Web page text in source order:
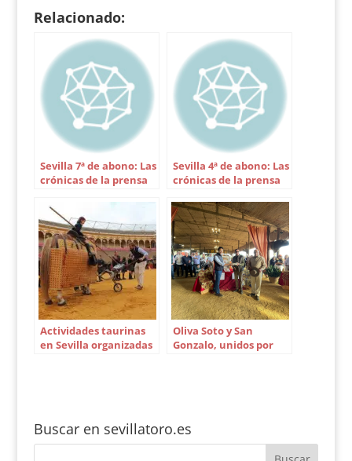
consejero de
Gobernación y…
sido presidido por el
consejero de
Gobernación y Justicia
en funciones,
Francisco Menacho.
La entreja la realizó el
Teniente de la
Maestranza, Javier
Benjumea. Recogió el
cheque Eduardo
Ordóñez, presidente
de…
Relacionado:
Sevilla 7ª de abono: Las
crónicas de la prensa
Sevilla 4ª de abono: Las
crónicas de la prensa
Actividades taurinas
en Sevilla organizadas
Oliva Soto y San
Gonzalo, unidos por
Buscar en sevillatoro.es